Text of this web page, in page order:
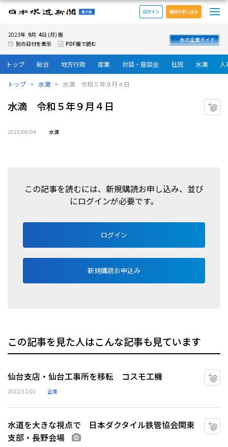
日本水道新聞 電子版
ログイン 購読お申し込み
2023年 9月 4日 (月) 版
別の日付を表示
PDF版で読む
水の企業ガイド
トップ 総合 地方行政 産業 対談・座談会 社説 水滴
トップ 水滴 水滴 令和５年９月４日
水滴 令和５年９月４日
2023/09/04 水滴
この記事を読むには、新規購読お申し込み、並び
にログインが必要です。
ログイン
新規購読お申込み
この記事を見た人はこんな記事も見ています
仙台支店・仙台工事所を移転 コスモ工機
2022/12/01 企業
水道を大きな視点で 日本ダクタイル鉄管協会関東
支部・長野会場